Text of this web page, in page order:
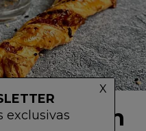
con
exclusivas